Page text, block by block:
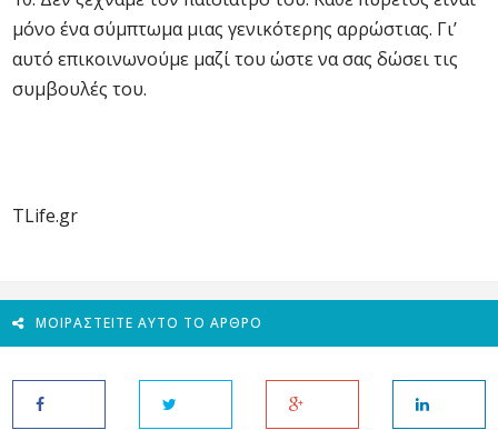
μόνο ένα σύμπτωμα μιας γενικότερης αρρώστιας. Γι’
αυτό επικοινωνούμε μαζί του ώστε να σας δώσει τις
συμβουλές του.
TLife.gr
ΜΟΙΡΑΣΤΕΊΤΕ ΑΥΤΌ ΤΟ ΆΡΘΡΟ